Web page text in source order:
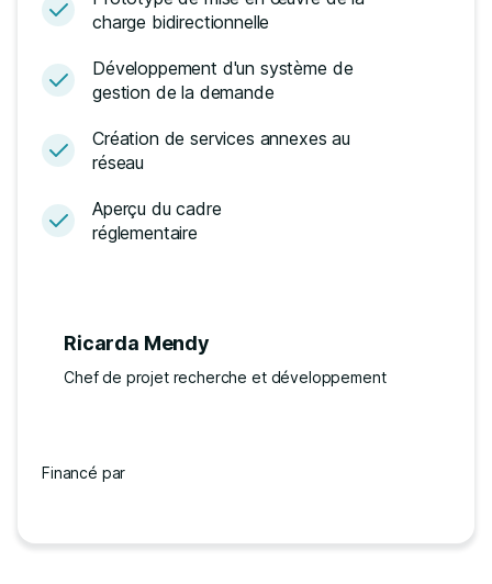
charge bidirectionnelle
Développement d'un système de
gestion de la demande
Création de services annexes au
réseau
Aperçu du cadre
réglementaire
Ricarda Mendy
Chef de projet recherche et développement
Financé par